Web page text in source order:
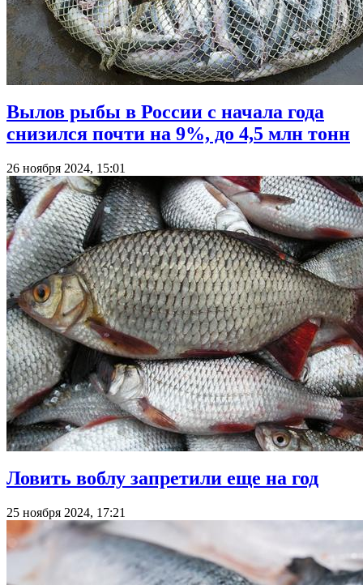
Вылов рыбы в России с начала года
снизился почти на 9%, до 4,5 млн тонн
26 ноября 2024, 15:01
Ловить воблу запретили еще на год
25 ноября 2024, 17:21